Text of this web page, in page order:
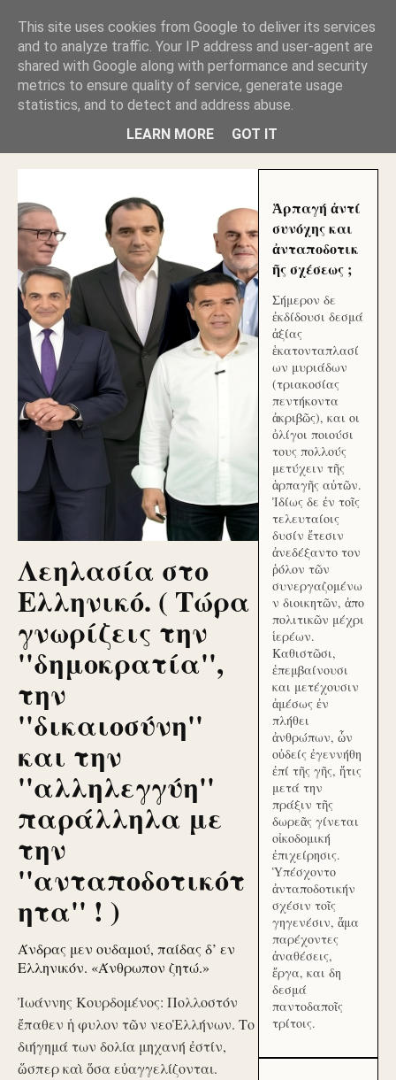
ΑΥΤΟΧΘΟΝΕΣ ΜΟΥ ΕΚΛΕΙΣΑΝ ΤΑ ΣΟΣΙΑΛ ΚΑΙ
ΦΙΜΩΣΑΝ ΤΟ SITE. ΟΙ ΧΙΛΙΑΔΕΣ ΜΙΚΡΟΕΠΕΝΔΥΤΕΣ
ΕΠΕΝΔΥΣΑΤΕ ΓΙΑ ΛΕΗΛΑΣΙΑ ΚΑΙ ΕΓΚΛΗΜΑ ?
ΓΛΥΦΑΔΑ WEB |ΟΙ ΜΕΓΑΛΟΙ ΚΛΕΠΤΑΙ ΑΠΟ ΤΟ
ΜΙΚΡΟΝ ΑΠΑΓΟΥΣΙ
Λεηλασία στο
Ελληνικό. ( Τώρα
γνωρίζεις την
''δημοκρατία'',
την
''δικαιοσύνη''
και την
''αλληλεγγύη''
παράλληλα με
την
''ανταποδοτικότ
ητα'' ! )
Άνδρας μεν ουδαμού, παίδας δ’ εν
Ελληνικόν. «Άνθρωπον ζητώ.»
Ἰωάννης Κουρδομένος: Πολλοστόν
ἔπαθεν ἡ φυλον τῶν νεοἙλλήνων. Το
διήγημά των δολία μηχανή ἐστίν,
ὥσπερ καὶ ὅσα εὐαγγελίζονται.
Ἁρπαγή ἀντί
συνόχης και
ἀνταποδοτικ
ῆς σχέσεως ;
Σήμερον δε
ἐκδίδουσι δεσμά
ἀξίας
ἑκατονταπλασί
ων μυριάδων
(τριακοσίας
πεντήκοντα
ἀκριβῶς), και οι
ὀλίγοι ποιούσι
τους πολλούς
μετύχειν τῆς
ἁρπαγῆς αὐτῶν.
Ἰδίως δε ἐν τοῖς
τελευταίοις
δυσίν ἔτεσιν
ἀνεδέξαντο τον
ῥόλον τῶν
συνεργαζομένω
ν διοικητῶν, ἀπο
πολιτικῶν μέχρι
ἱερέων.
Καθιστῶσι,
ἐπεμβαίνουσι
και μετέχουσιν
ἀμέσως ἐν
πλήθει
ἀνθρώπων, ὧν
οὐδείς ἐγεννήθη
ἐπί τῆς γῆς, ἥτις
μετά την
πράξιν τῆς
δωρεᾶς γίνεται
οἰκοδομική
ἐπιχείρησις.
Ὑπέσχοντο
ἀνταποδοτικήν
σχέσιν τοῖς
γηγενέσιν, ἅμα
παρέχοντες
ἀναθέσεις,
ἔργα, και δη
δεσμά
παντοδαποῖς
τρίτοις.
This site uses cookies from Google to deliver its services
and to analyze traffic. Your IP address and user-agent are
shared with Google along with performance and security
metrics to ensure quality of service, generate usage
statistics, and to detect and address abuse.
LEARN MORE
GOT IT